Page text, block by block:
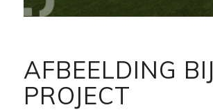
AFBEELDING BIJ
PROJECT